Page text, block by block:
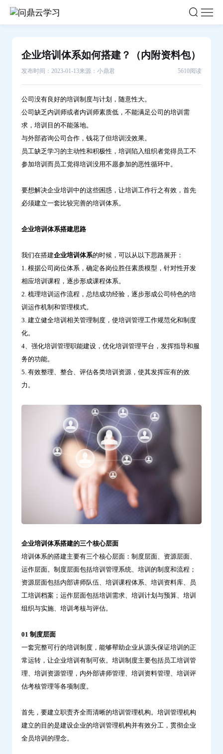
包）-
企业培训体系如何搭建？（内附资料包）
发布时间：2023-01-13来源：小鼎君 5610阅读
公司没有良好的培训制度与计划，随意性大。
公司缺乏内训师或者内训师素质低，不能满足公司的培训需
求，培训目的不能落地。
与外部咨询公司合作，钱花了但培训没效果。
员工缺乏学习的主动性和积极性，培训陷入组织者觉得员工不
参加培训而员工觉得培训没用不愿参加的恶性循环中。
要想解决企业培训中的这些困惑，让培训工作行之有效，首先
必须建立一套比较完善的培训体系。
企业培训体系搭建思路
我们在搭建企业培训体系的时候，可以从以下思路展开：
1. 根据公司岗位体系，确定各岗位胜任素质模型，针对性开发
相应培训课程，逐步形成课程体系。
2. 梳理培训运作流程，总结成功经验，逐步形成公司特色的培
训运作机制和管理模式。
3. 建立健全培训相关管理制度，使培训管理工作规范化和制度
化。
4、强化培训管理职能建设，优化培训管理平台，发挥指导和服
务的功能。
5. 有效整理、整合、评估各类培训资源，使其发挥应有的效
力。
企业培训体系搭建的三个核心层面
培训体系的搭建主要有三个核心层面：制度层面、资源层面、
运作层面。制度层面包括培训管理系统、培训的制度和流程；
资源层面包括内部讲师队伍、培训课程体系、培训资料库、员
工培训档案；运作层面包括培训需求、培训计划与预算、培训
组织与实施、培训考核与评估。
01 制度层面
一套完整可行的培训制度，能够帮助企业从源头保证培训的正
常运转，让企业培训有制可依。培训制度主要包括员工培训管
理、培训资源管理，内外部讲师管理、培训资料管理、培训评
估考核管理等各项制度。
首先，要建立职责齐全而清晰的培训管理机构。培训管理机构
建立的目的是建设企业的培训管理机构并有效分工，贯彻企业
全员培训的理念。